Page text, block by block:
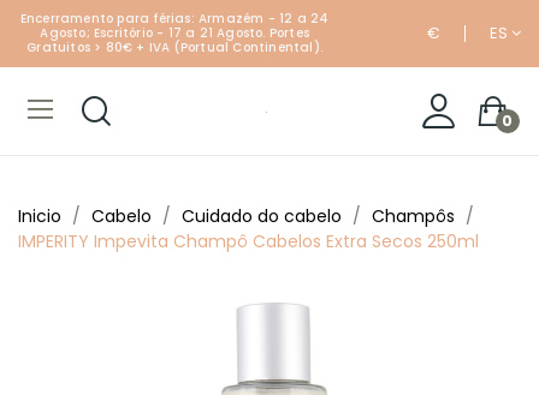
Encerramento para férias: Armazém - 12 a 24
Agosto; Escritório - 17 a 21 Agosto. Portes
Gratuitos > 80€ + IVA (Portual Continental).
€ ES
0
Inicio Cabelo Cuidado do cabelo
Champôs
IMPERITY Impevita Champô Cabelos Extra Secos 250ml